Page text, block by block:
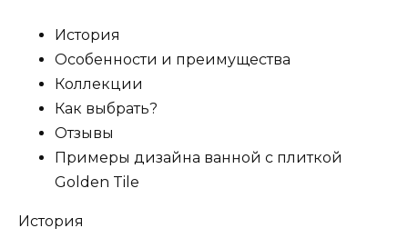
История
Особенности и преимущества
Коллекции
Как выбрать?
Отзывы
Примеры дизайна ванной с плиткой
Golden Tile
История